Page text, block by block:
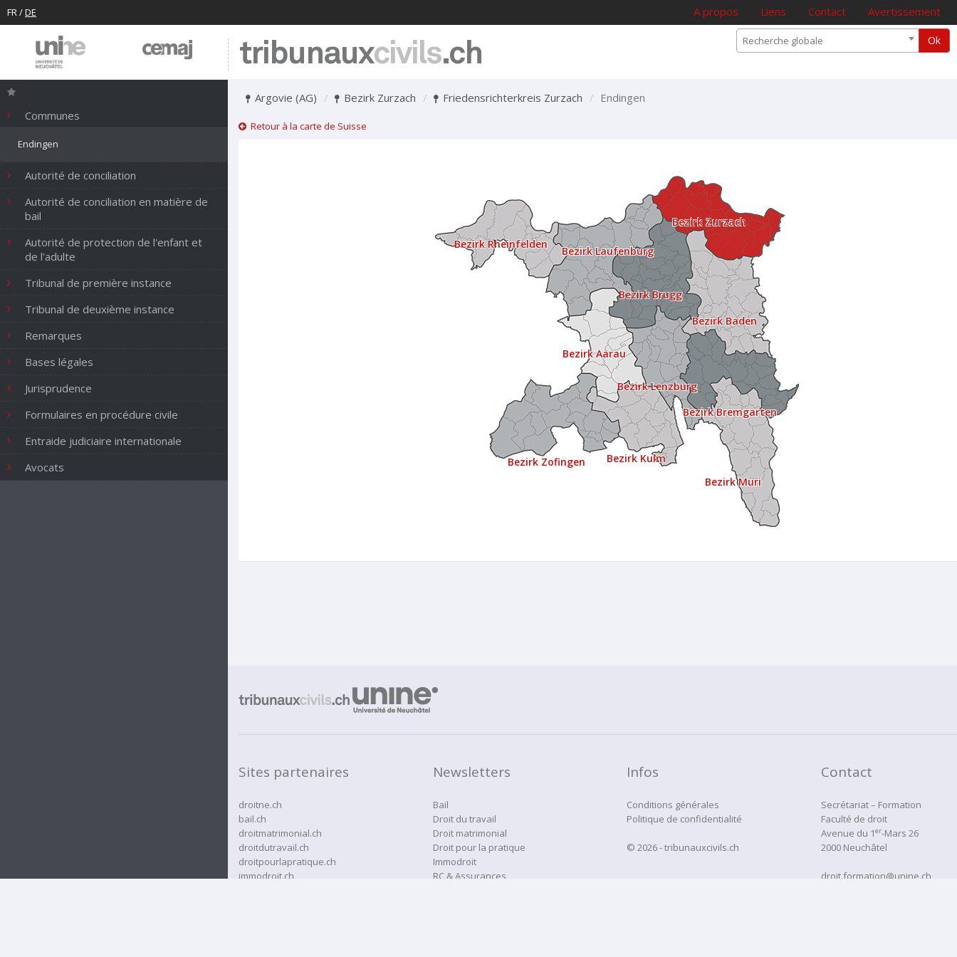
FR/DE A propos Liens Contact Avertissement
tribunauxcivils.ch Recherche globale Ok
Communes
Endingen
Autorité de conciliation
Autorité de conciliation en matière de
bail
Autorité de protection de l'enfant et
de l'adulte
Tribunal de première instance
Tribunal de deuxième instance
Remarques
Bases légales
Jurisprudence
Formulaires en procédure civile
Entraide judiciaire internationale
Avocats
Argovie (AG) Bezirk Zurzach Friedensrichterkreis Zurzach Endingen
Retour à la carte de Suisse
Bezirk Aarau
Bezirk Baden
Bezirk Bremgarten
Bezirk Brugg
Bezirk Kulm
Bezirk Laufenburg
Bezirk Lenzburg
Bezirk Muri
Bezirk Rheinfelden
Bezirk Zofingen
Bezirk Zurzach
Sites partenaires
droitne.ch
bail.ch
droitmatrimonial.ch
droitdutravail.ch
droitpourlapratique.ch
immodroit.ch
Newsletters
Bail
Droit du travail
Droit matrimonial
Droit pour la pratique
Immodroit
RC & Assurances
Infos
Conditions générales
Politique de confidentialité
© 2026 - tribunauxcivils.ch
Contact
Secrétariat – Formation
Faculté de droit
Avenue du 1er-Mars 26
2000 Neuchâtel
droit.formation@unine.ch